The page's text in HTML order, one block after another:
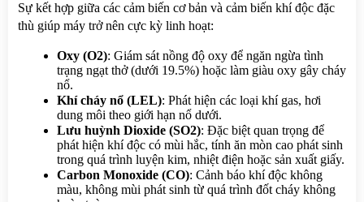
Sự kết hợp giữa các cảm biến cơ bản và cảm biến khí độc đặc
thù giúp máy trở nên cực kỳ linh hoạt:
Oxy (O2): Giám sát nồng độ oxy để ngăn ngừa tình
trạng ngạt thở (dưới 19.5%) hoặc làm giàu oxy gây cháy
nổ.
Khí cháy nổ (LEL): Phát hiện các loại khí gas, hơi
dung môi theo giới hạn nổ dưới.
Lưu huỳnh Dioxide (SO2): Đặc biệt quan trọng để
phát hiện khí độc có mùi hắc, tính ăn mòn cao phát sinh
trong quá trình luyện kim, nhiệt điện hoặc sản xuất giấy.
Carbon Monoxide (CO): Cảnh báo khí độc không
màu, không mùi phát sinh từ quá trình đốt cháy không